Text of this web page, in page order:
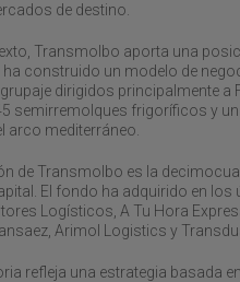
de destino.
Transmolbo aporta una
ha construido un modelo de
dirigidos principalmente a
semirremolques frigoríficos y
arco mediterráneo.
de Transmolbo es la
El fondo ha adquirido en
Logísticos, A Tu Hora
Arimol Logistics y
refleja una estrategia basada